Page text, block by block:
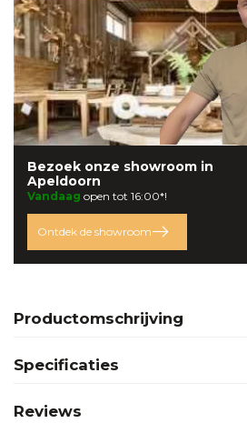
Bezoek onze showroom in
Apeldoorn
Vandaag open tot 16:00*!
Ontdek de showroom
Productomschrijving
Specificaties
Reviews